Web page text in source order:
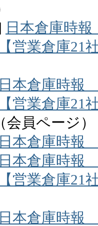
日本倉庫時
【営業倉庫21
日本倉庫時報
【営業倉庫21
（会員ページ）
日本倉庫時報
日本倉庫時報
【営業倉庫21
日本倉庫時報